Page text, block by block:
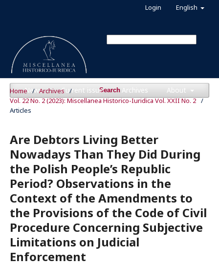
News Current issue Archives About
Search
English
Login
Home / Archives /
Vol. 22 No. 2 (2023): Miscellanea Historico-Iuridica Vol. XXII No. 2 /
Articles
Are Debtors Living Better
Nowadays Than They Did During
the Polish People’s Republic
Period? Observations in the
Context of the Amendments to
the Provisions of the Code of Civil
Procedure Concerning Subjective
Limitations on Judicial
Enforcement